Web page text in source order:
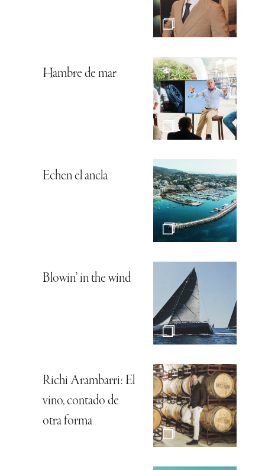
Hambre de mar
Echen el ancla
Blowin’ in the wind
Richi Arambarri: El
vino, contado de
otra forma